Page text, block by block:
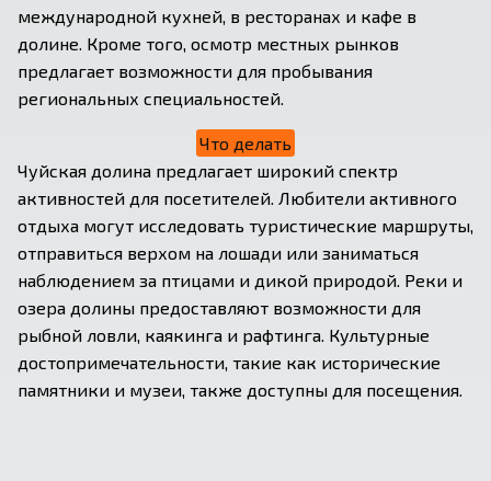
международной кухней, в ресторанах и кафе в
долине. Кроме того, осмотр местных рынков
предлагает возможности для пробывания
региональных специальностей.
Что делать
Чуйская долина предлагает широкий спектр
активностей для посетителей. Любители активного
отдыха могут исследовать туристические маршруты,
отправиться верхом на лошади или заниматься
наблюдением за птицами и дикой природой. Реки и
озера долины предоставляют возможности для
рыбной ловли, каякинга и рафтинга. Культурные
достопримечательности, такие как исторические
памятники и музеи, также доступны для посещения.